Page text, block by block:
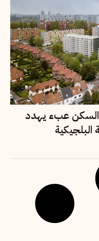
السكن عبء يهدد
البلجيكية